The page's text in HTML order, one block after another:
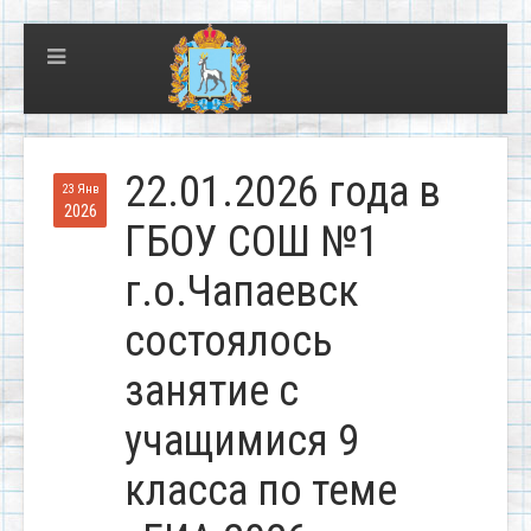
23 Янв
2026
22.01.2026 года в
ГБОУ СОШ №1
г.о.Чапаевск
состоялось
занятие с
учащимися 9
класса по теме